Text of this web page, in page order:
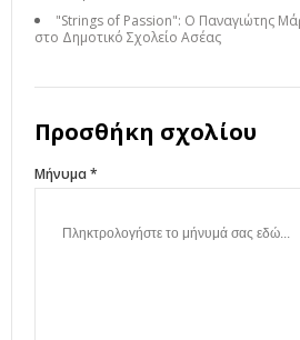
Έγκριση Παράτασης καταληκτικής
Δ.Ε. ΜΑΝΤΙΝΕΙΑΣ»,
Δ/ΝΣΗ ΤΕΧΝΙΚΩΝ ΕΡΓΩΝ
ΠΕΛΟΠΟΝΝΗΣΟΥ
"Strings of Passion": Ο Παναγιώτης
στο Δημοτικό Σχολείο Ασέας
Προσθήκη σχολίου
Μήνυμα *